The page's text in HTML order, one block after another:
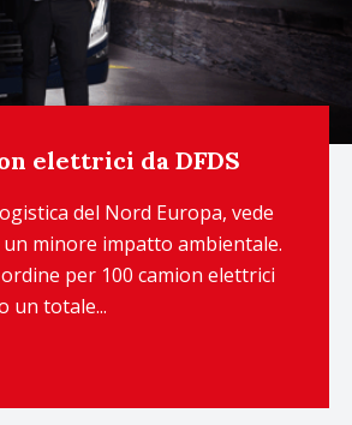
elettrici da DFDS
del Nord Europa, vede
minore impatto ambientale.
per 100 camion elettrici
un totale...